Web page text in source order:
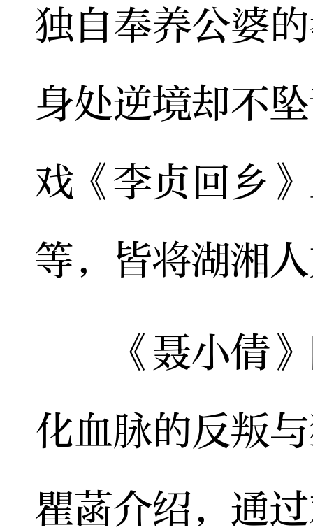
独自奉养公婆
身处逆境却不
戏《李贞回乡
等，皆将湖湘
《聂小倩》
化血脉的反叛
瞿菡介绍，通